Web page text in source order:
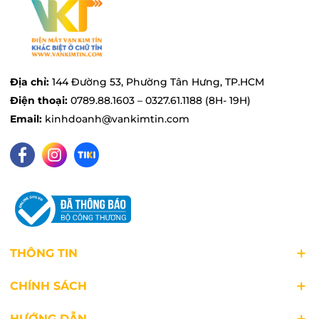
an toàn cho sức khỏe và dễ dàng vệ sinh.
Địa chỉ: 144 Đường 53, Phường Tân Hưng, TP.HCM
Điện thoại: 0789.88.1603 – 0327.61.1188 (8H- 19H)
Email: kinhdoanh@vankimtin.com
THÔNG TIN
CHÍNH SÁCH